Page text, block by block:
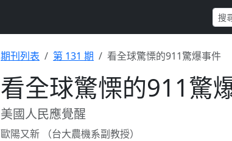
期刊列表 第 131 期 看全球驚慄的911驚爆事件
看全球驚慄的911驚
美國人民應覺醒
歐陽又新 （台大農機系副教授）